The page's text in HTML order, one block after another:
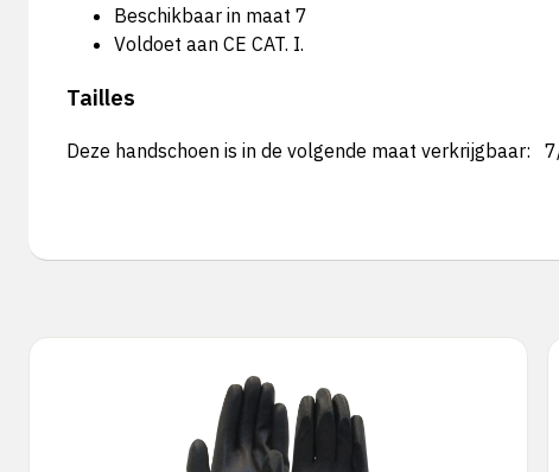
Beschikbaar in maat 7
Voldoet aan CE CAT. I.
Tailles
Deze handschoen is in de volgende maat verkrijgbaar: